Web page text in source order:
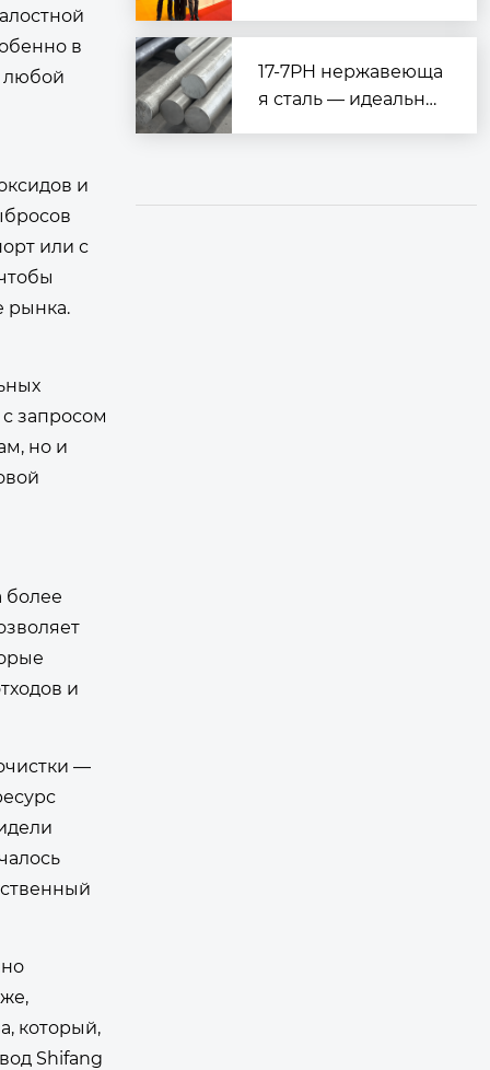
в
любой
и
или с
рынка.
запросом
но и
более
и
—
который,
Shifang
5 в Стамбуле (Metal
Expo 2025 Istanbul)»
17-7PH нержавеюща
я сталь — идеально
стойкости